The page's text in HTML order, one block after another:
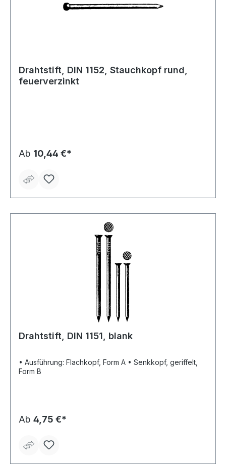
Drahtstift, DIN 1152, Stauchkopf rund,
feuerverzinkt
Ab 10,44 €*
Drahtstift, DIN 1151, blank
• Ausführung: Flachkopf, Form A • Senkkopf, geriffelt,
Form B
Ab 4,75 €*